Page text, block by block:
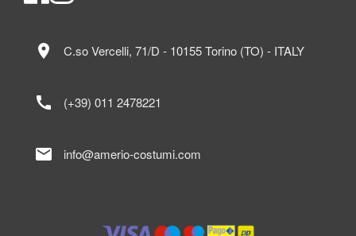
location_on C.so Vercelli, 71/D - 10155 Torino (TO) - ITALY
call (+39) 011 2478221
mail info@amerio-costumi.com